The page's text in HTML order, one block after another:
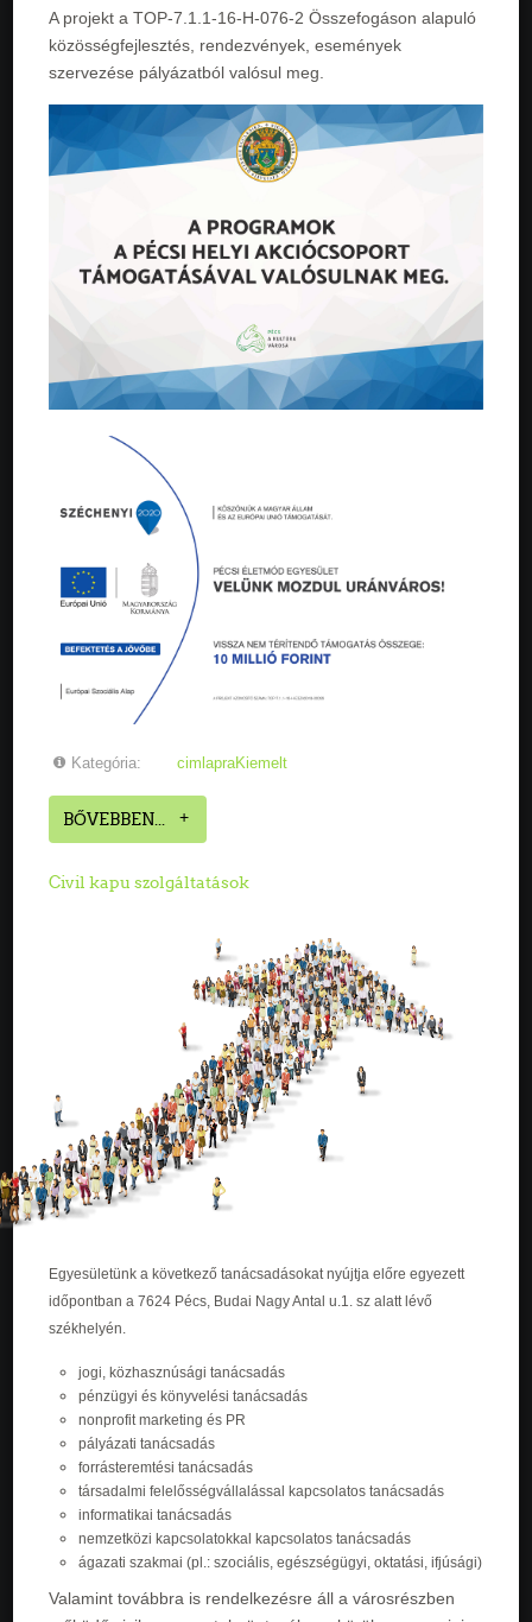
A projekt a TOP-7.1.1-16-H-076-2 Összefogáson alapuló
közösségfejlesztés, rendezvények, események
szervezése pályázatból valósul meg.
Kategória: cimlapraKiemelt
BŐVEBBEN...
Civil kapu szolgáltatások
Egyesületünk a következő tanácsadásokat nyújtja előre egyezett
időpontban a 7624 Pécs, Budai Nagy Antal u.1. sz alatt lévő
székhelyén.
jogi, közhasznúsági tanácsadás
pénzügyi és könyvelési tanácsadás
nonprofit marketing és PR
pályázati tanácsadás
forrásteremtési tanácsadás
társadalmi felelősségvállalással kapcsolatos tanácsadás
informatikai tanácsadás
nemzetközi kapcsolatokkal kapcsolatos tanácsadás
ágazati szakmai (pl.: szociális, egészségügyi, oktatási, ifjúsági)
Valamint továbbra is rendelkezésre áll a városrészben